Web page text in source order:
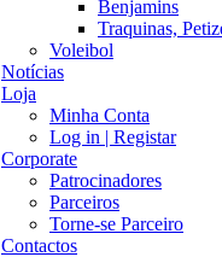
Benjamins
Traquinas,
Voleibol
Notícias
Loja
Minha Conta
Log in | Registar
Corporate
Patrocinadores
Parceiros
Torne-se Parceiro
Contactos